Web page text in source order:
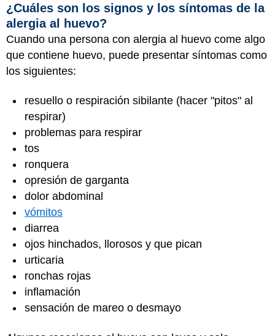
¿Cuáles son los signos y los síntomas de la
alergia al huevo?
Cuando una persona con alergia al huevo come algo
que contiene huevo, puede presentar síntomas como
los siguientes:
resuello o respiración sibilante (hacer "pitos" al
respirar)
problemas para respirar
tos
ronquera
opresión de garganta
dolor abdominal
vómitos
diarrea
ojos hinchados, llorosos y que pican
urticaria
ronchas rojas
inflamación
sensación de mareo o desmayo